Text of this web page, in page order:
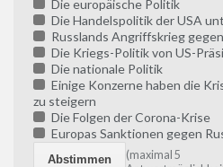
Die europäische Politik
Die Handelspolitik der USA
Russlands Angriffskrieg
Die Kriegs-Politik von US-
Die nationale Politik
Einige Konzerne haben die
zu steigern
Die Folgen der Corona-Krise
Europas Sanktionen gegen
(maximal 5